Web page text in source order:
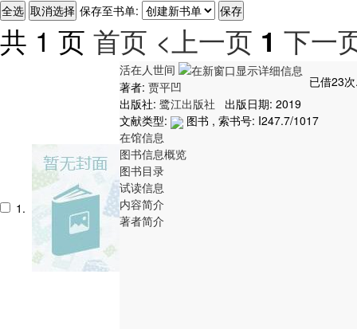
保存至书单:
共 1 页 首页 <上一页 1 下一
1.
活在人世间
已借23
著者: 贾平凹
出版社: 鹭江出版社
出版日期: 2019
文献类型:
图书 , 索书号: I247.7/1017
在馆信息
图书信息概览
图书目录
试读信息
内容简介
著者简介